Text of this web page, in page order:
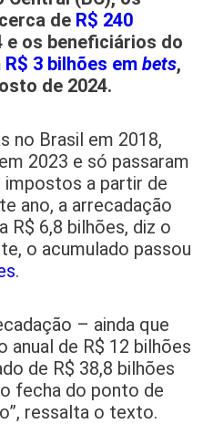
de R$ 240
e os beneficiários do
R$ 3 bilhões em bets,
de 2024.
no Brasil em 2018,
2023 e só passaram
impostos a partir de
ano, a arrecadação
R$ 6,8 bilhões, diz o
o acumulado passou
.
– ainda que
anual de R$ 12 bilhões
de R$ 38,8 bilhões
fecha do ponto de
ressalta o texto.